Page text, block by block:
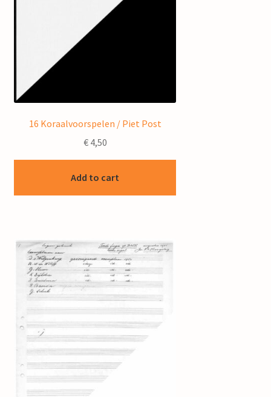
16 Koraalvoorspelen / Piet Post
€4,50
Add to cart